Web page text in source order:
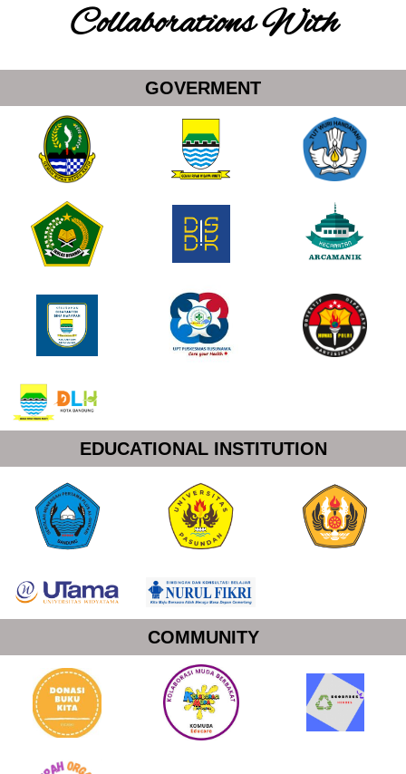
Collaborations With
GOVERMENT
EDUCATIONAL INSTITUTION
COMMUNITY